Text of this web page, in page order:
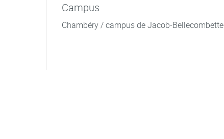
Campus
Chambéry / campus de Jacob-Bellecombette